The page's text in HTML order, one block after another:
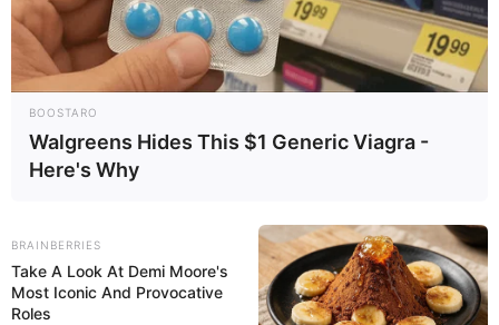
SIGUE TUA SAÚDE EN LAS REDES SOCIALES
El legrado, también conocido como curetaje, es un
procedimiento realizado por el ginecólogo que sirve
como tratamiento para limpiar el útero de restos de un
aborto incompleto, de la placenta después del parto
normal o como técnica para el diagnóstico de ciertas
enfermedades.
BOOSTARO
Walgreens Hides This $1 Generic Viagra -
Here's Why
BRAINBERRIES
Take A Look At Demi Moore's
Most Iconic And Provocative
Roles